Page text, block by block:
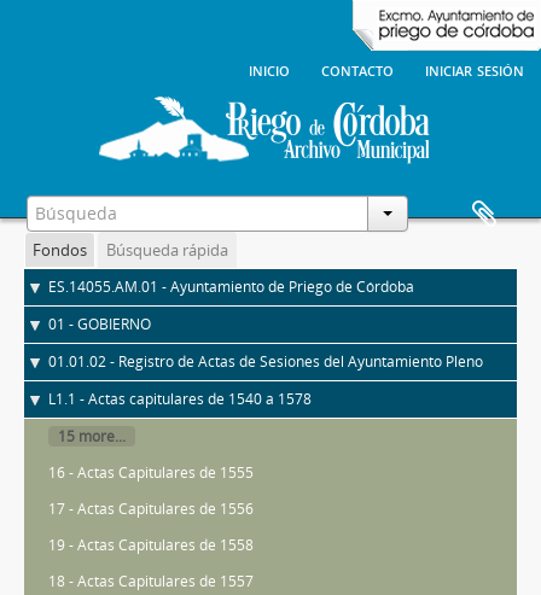
inicio contacto iniciar sesión
Fondos Búsqueda rápida
ES.14055.AM.01 - Ayuntamiento de Priego de Córdoba
01 - GOBIERNO
01.01.02 - Registro de Actas de Sesiones del Ayuntamiento Pleno
L1.1 - Actas capitulares de 1540 a 1578
15 more...
16 - Actas Capitulares de 1555
17 - Actas Capitulares de 1556
19 - Actas Capitulares de 1558
18 - Actas Capitulares de 1557